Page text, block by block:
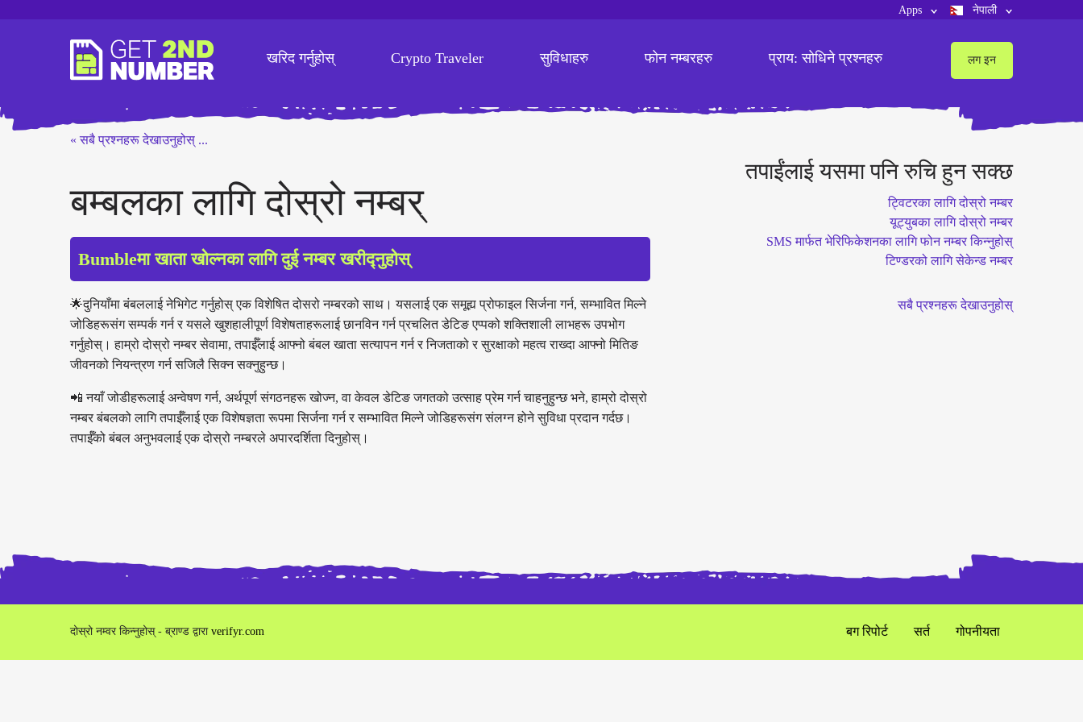
नेपाली
Apps
खरिद गर्नुहोस् Crypto Traveler सुविधाहरु फोन नम्बरहरु प्राय: सोधिने प्रश्नहरु लग इन
« सबै प्रश्नहरू देखाउनुहोस् ...
बम्बलका लागि दोस्रो नम्बर्
Bumbleमा खाता खोल्नका लागि दुई नम्बर खरीद्नुहोस्
🌟दुनियाँमा बंबललाई नेभिगेट गर्नुहोस् एक विशेषित दोसरो नम्बरको साथ। यसलाई एक समूह्य प्रोफाइल सिर्जना गर्न, सम्भावित मिल्ने
जोडिहरूसंग सम्पर्क गर्न र यसले खुशहालीपूर्ण विशेषताहरूलाई छानविन गर्न प्रचलित डेटिङ एप्पको शक्तिशाली लाभहरू उपभोग
गर्नुहोस्। हाम्रो दोस्रो नम्बर सेवामा, तपाईँलाई आफ्नो बंबल खाता सत्यापन गर्न र निजताको र सुरक्षाको महत्व राख्दा आफ्नो मितिङ
जीवनको नियन्त्रण गर्न सजिलै सिक्न सक्नुहुन्छ।
📲 नयाँ जोडीहरूलाई अन्वेषण गर्न, अर्थपूर्ण संगठनहरू खोज्न, वा केवल डेटिङ जगतको उत्साह प्रेम गर्न चाहनुहुन्छ भने, हाम्रो दोस्रो
नम्बर बंबलको लागि तपाईँलाई एक विशेषज्ञता रूपमा सिर्जना गर्न र सम्भावित मिल्ने जोडिहरूसंग संलग्न होने सुविधा प्रदान गर्दछ।
तपाईँको बंबल अनुभवलाई एक दोस्रो नम्बरले अपारदर्शिता दिनुहोस्।
तपाईंलाई यसमा पनि रुचि हुन सक्छ
ट्विटरका लागि दोस्रो नम्बर
यूट्युबका लागि दोस्रो नम्बर
SMS मार्फत भेरिफिकेशनका लागि फोन नम्बर किन्नुहोस्
टिण्डरको लागि सेकेन्ड नम्बर
सबै प्रश्नहरू देखाउनुहोस्
दोस्रो नम्वर किन्नुहोस् - ब्राण्ड द्वारा verifyr.com बग रिपोर्ट सर्त गोपनीयता